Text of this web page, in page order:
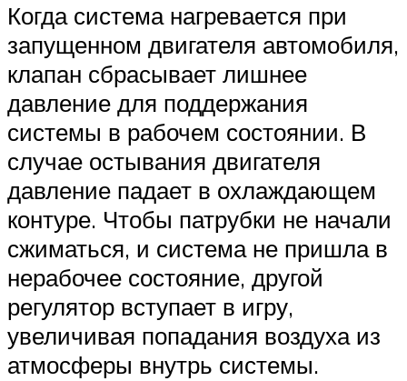
Когда система нагревается при
запущенном двигателя автомобиля,
клапан сбрасывает лишнее
давление для поддержания
системы в рабочем состоянии. В
случае остывания двигателя
давление падает в охлаждающем
контуре. Чтобы патрубки не начали
сжиматься, и система не пришла в
нерабочее состояние, другой
регулятор вступает в игру,
увеличивая попадания воздуха из
атмосферы внутрь системы.